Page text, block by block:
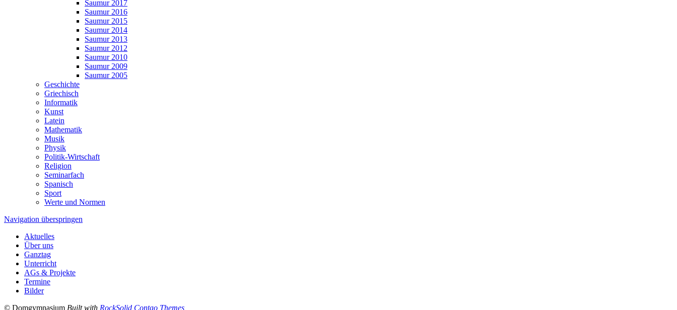
Saumur 2017
Saumur 2016
Saumur 2015
Saumur 2014
Saumur 2013
Saumur 2012
Saumur 2010
Saumur 2009
Saumur 2005
Geschichte
Griechisch
Informatik
Kunst
Latein
Mathematik
Musik
Physik
Politik-Wirtschaft
Religion
Seminarfach
Spanisch
Sport
Werte und Normen
Navigation überspringen
Aktuelles
Über uns
Ganztag
Unterricht
AGs & Projekte
Termine
Bilder
© Domgymnasium Built with RockSolid Contao Themes